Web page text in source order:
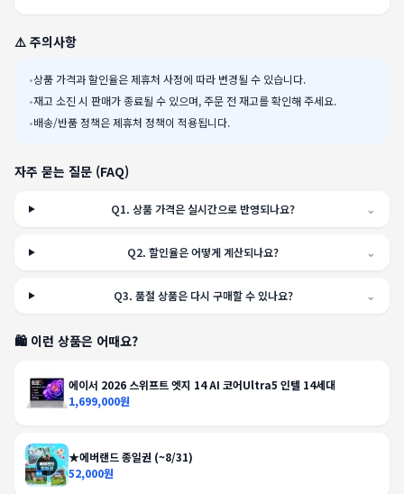
⚠️ 주의사항
•상품 가격과 할인율은 제휴처 사정에 따라 변경될 수 있습니다.
•재고 소진 시 판매가 종료될 수 있으며, 주문 전 재고를 확인해 주세요.
•배송/반품 정책은 제휴처 정책이 적용됩니다.
자주 묻는 질문 (FAQ)
Q1.상품 가격은 실시간으로 반영되나요? ⌄
Q2.할인율은 어떻게 계산되나요? ⌄
Q3. 품절 상품은 다시 구매할 수 있나요? ⌄
🛍️ 이런 상품은 어때요?
에이서 2026 스위프트 엣지 14 AI 코어Ultra5 인텔 14세대
1,699,000원
★에버랜드 종일권 (~8/31)
52,000원